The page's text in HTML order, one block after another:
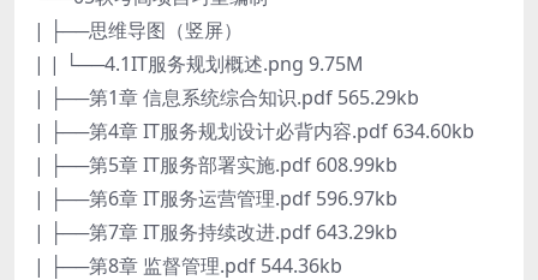
| ├──思维导图（竖屏）
| | └──4.1IT服务规划概述.png 9.75M
| ├──第1章 信息系统综合知识.pdf 565.29kb
| ├──第4章 IT服务规划设计必背内容.pdf 634.60kb
| ├──第5章 IT服务部署实施.pdf 608.99kb
| ├──第6章 IT服务运营管理.pdf 596.97kb
| ├──第7章 IT服务持续改进.pdf 643.29kb
| ├──第8章 监督管理.pdf 544.36kb